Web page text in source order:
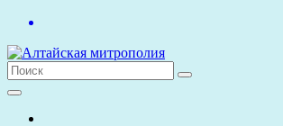
Перейти
содержимому